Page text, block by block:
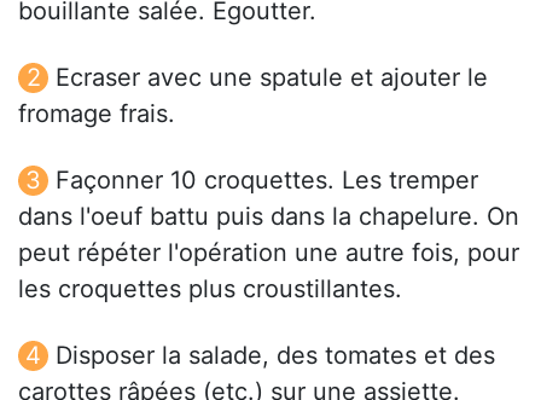
bouillante salée. Egoutter.
Ecraser avec une spatule et ajouter le
fromage frais.
Façonner 10 croquettes. Les tremper
dans l'oeuf battu puis dans la chapelure. On
peut répéter l'opération une autre fois, pour
les croquettes plus croustillantes.
Disposer la salade, des tomates et des
carottes râpées (etc.) sur une assiette.